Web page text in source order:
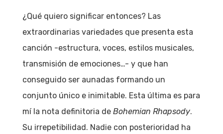
¿Qué quiero significar entonces? Las
extraordinarias variedades que presenta esta
canción -estructura, voces, estilos musicales,
transmisión de emociones…- y que han
conseguido ser aunadas formando un
conjunto único e inimitable. Esta última es para
mí la nota definitoria de Bohemian Rhapsody.
Su irrepetibilidad. Nadie con posterioridad ha